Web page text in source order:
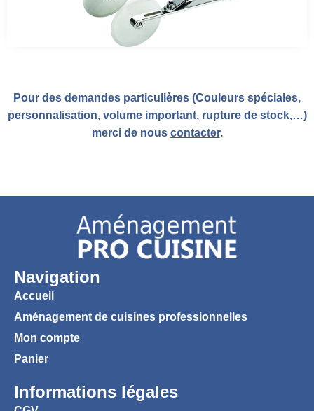
Pour des demandes particulières (Couleurs spéciales,
personnalisation, volume important, rupture de stock,…)
merci de nous contacter.
Navigation
Accueil
Aménagement de cuisines professionnelles
Mon compte
Panier
Informations légales